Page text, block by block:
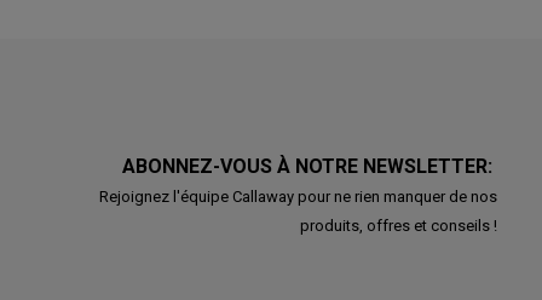
ABONNEZ-VOUS À NOTRE NEWSLETTER:
Rejoignez l'équipe Callaway pour ne rien manquer de nos
produits, offres et conseils !